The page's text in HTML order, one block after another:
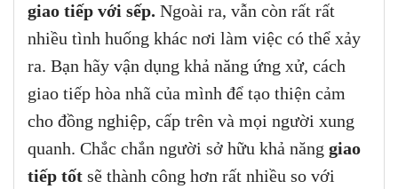
giao tiếp với sếp. Ngoài ra, vẫn còn rất rất
nhiều tình huống khác nơi làm việc có thể xảy
ra. Bạn hãy vận dụng khả năng ứng xử, cách
giao tiếp hòa nhã của mình để tạo thiện cảm
cho đồng nghiệp, cấp trên và mọi người xung
quanh. Chắc chắn người sở hữu khả năng giao
tiếp tốt sẽ thành công hơn rất nhiều so với